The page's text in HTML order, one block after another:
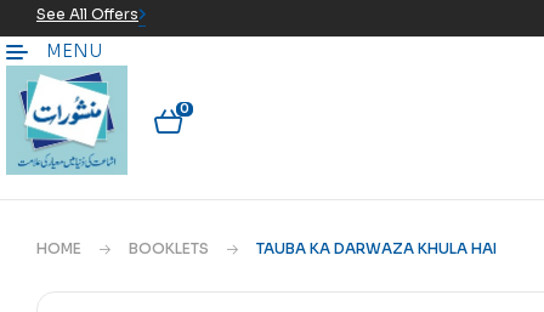
See All Offers
MENU
0
HOME BOOKLETS TAUBA KA DARWAZA KHULA HAI